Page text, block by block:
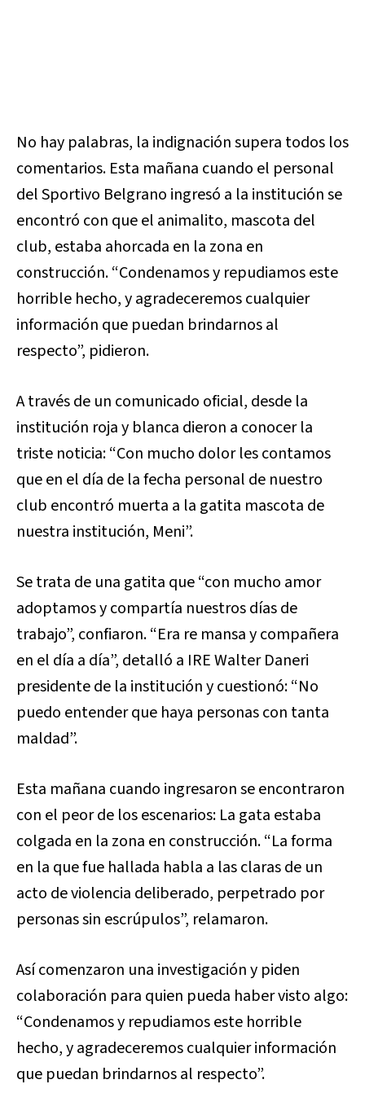
No hay palabras, la indignación supera todos los
comentarios. Esta mañana cuando el personal
del Sportivo Belgrano ingresó a la institución se
encontró con que el animalito, mascota del
club, estaba ahorcada en la zona en
construcción. “Condenamos y repudiamos este
horrible hecho, y agradeceremos cualquier
información que puedan brindarnos al
respecto”, pidieron.
A través de un comunicado oficial, desde la
institución roja y blanca dieron a conocer la
triste noticia: “Con mucho dolor les contamos
que en el día de la fecha personal de nuestro
club encontró muerta a la gatita mascota de
nuestra institución, Meni”.
Se trata de una gatita que “con mucho amor
adoptamos y compartía nuestros días de
trabajo”, confiaron. “Era re mansa y compañera
en el día a día”, detalló a IRE Walter Daneri
presidente de la institución y cuestionó: “No
puedo entender que haya personas con tanta
maldad”.
Esta mañana cuando ingresaron se encontraron
con el peor de los escenarios: La gata estaba
colgada en la zona en construcción. “La forma
en la que fue hallada habla a las claras de un
acto de violencia deliberado, perpetrado por
personas sin escrúpulos”, relamaron.
Así comenzaron una investigación y piden
colaboración para quien pueda haber visto algo:
“Condenamos y repudiamos este horrible
hecho, y agradeceremos cualquier información
que puedan brindarnos al respecto”.